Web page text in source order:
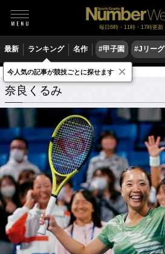
毎日6時・11時・17時更新
最新 ランキング 名作 #甲子園 #Jリーグ
奈良くるみ 関連記事
奈良くるみ
今人気の記事が競技ごとに探せます ×